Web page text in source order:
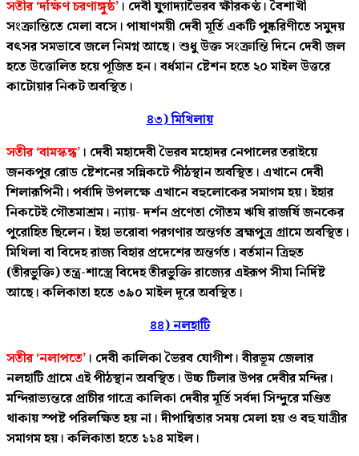
সতীর ‘দক্ষিণ চরণাঙ্গুষ্ঠ’ । দেবী যুগাদ্যাভৈরব ক্ষীরকণ্ঠ। বৈশাখী
সংক্রান্তিতে মেলা বসে। পাষাণময়ী দেবী মূর্তি একটি পুষ্করিণীতে সমুদয়
বৎসর সমভাবে জলে নিমগ্ন আছে। শুধু উক্ত সংক্রান্তি দিনে দেবী জল
হতে উত্তোলিত হয়ে পূজিত হন। বর্ধমান ষ্টেশন হতে ২০ মাইল উত্তরে
কাটোয়ার নিকট অবস্থিত।
৪৩) মিথিলায়
সতীর ‘বামস্কন্ধ’ । দেবী মহাদেবী ভৈরব মহোদর নেপালের তরাইয়ে
জনকপুর রোড ষ্টেশনের সন্নিকটে পীঠস্থান অবস্থিত। এখানে দেবী
শিলারূপিনী। পর্বাদি উপলক্ষে এখানে বহুলোকের সমাগম হয়। ইহার
নিকটেই গৌতমাশ্রম। ন্যায়- দর্শন প্রণেতা গৌতম ঋষি রাজর্ষি জনকের
পুরোহিত ছিলেন। ইহা ভরোবা পরগণার অন্তর্গত ব্রহ্মপুত্র গ্রামে অবস্থিত।
মিথিলা বা বিদেহ রাজ্য বিহার প্রদেশের অন্তর্গত। বর্তমান ত্রিহুত
(তীরভুক্তি) তন্ত্র-শাস্ত্রে বিদেহ তীরভুক্তি রাজ্যের এইরূপ সীমা নির্দিষ্ট
আছে। কলিকাতা হতে ৩৯০ মাইল দূরে অবস্থিত।
৪৪) নলহাটি
সতীর ‘নলাপতে’ । দেবী কালিকা ভৈরব যোগীশ। বীরভূম জেলার
নলহাটি গ্রামে এই পীঠস্থান অবস্থিত। উচ্চ টিলার উপর দেবীর মন্দির।
মন্দিরাভ্যন্তরে প্রাচীর গাত্রে কালিকা দেবীর মূর্তি সর্বদা সিন্দুরে মণ্ডিত
থাকায় স্পষ্ট পরিলক্ষিত হয় না। দীপান্বিতার সময় মেলা হয় ও বহু যাত্রীর
সমাগম হয়। কলিকাতা হতে ১১৪ মাইল।